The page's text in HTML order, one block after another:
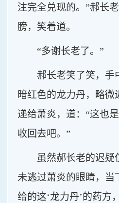
注完全兑现的。”郝长
膀，笑着道。
“多谢长老了。”
郝长老笑了笑，手
暗红色的龙力丹，略微
递给萧炎，道：“这也
收回去吧。”
虽然郝长老的迟疑
未逃过萧炎的眼睛，当
给的这‘龙力丹’的药方